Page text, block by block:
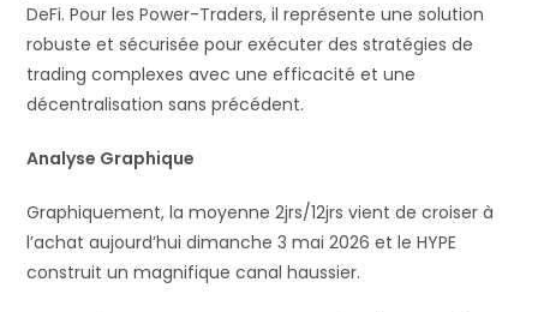
DeFi. Pour les Power-Traders, il représente une solution
robuste et sécurisée pour exécuter des stratégies de
trading complexes avec une efficacité et une
décentralisation sans précédent.
Analyse Graphique
Graphiquement, la moyenne 2jrs/12jrs vient de croiser à
l’achat aujourd’hui dimanche 3 mai 2026 et le HYPE
construit un magnifique canal haussier.